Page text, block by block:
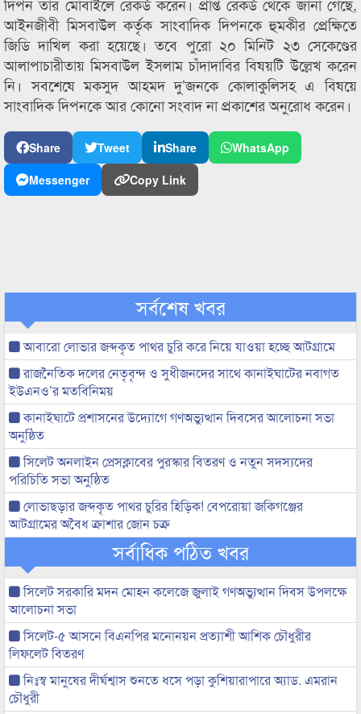
আইনজীবী মিসবাউল কর্তৃক সাংবাদিক দিপনকে হুমকীর প্রেক্ষিতে
জিডি দাখিল করা হয়েছে। তবে পুরো ২০ মিনিট ২৩ সেকেণ্ডের
আলাপাচারীতায় মিসবাউল ইসলাম চাঁদাদাবির বিষয়টি উল্লেখ করেন
নি। সবশেষে মকসুদ আহমদ দু’জনকে কোলাকুলিসহ এ বিষয়ে
সাংবাদিক দিপনকে আর কোনো সংবাদ না প্রকাশের অনুরোধ করেন।
Share Tweet Share
WhatsApp
Messenger
Copy Link
সর্বশেষ খবর
আবারো লোভার জব্দকৃত পাথর চুরি করে নিয়ে যাওয়া হচ্ছে আটগ্রামে
রাজনৈতিক দলের নেতৃবৃন্দ ও সুধীজনদের সাথে কানাইঘাটের নবাগত
ইউএনও’র মতবিনিময়
কানাইঘাটে প্রশাসনের উদ্যোগে গণঅভ্যুত্থান দিবসের আলোচনা সভা
অনুষ্ঠিত
সিলেট অনলাইন প্রেসক্লাবের পুরস্কার বিতরণ ও নতুন সদস্যদের
পরিচিতি সভা অনুষ্ঠিত
লোভাছড়ার জব্দকৃত পাথর চুরির হিড়িক! বেপরোয়া জকিগঞ্জের
আটগ্রামের অবৈধ ক্রাশার জোন চক্র
সর্বাধিক পঠিত খবর
সিলেট সরকারি মদন মোহন কলেজে জুলাই গণঅভ্যুত্থান দিবস উপলক্ষে
আলোচনা সভা
সিলেট-৫ আসনে বিএনপির মনোনয়ন প্রত্যাশী আশিক চৌধুরীর
লিফলেট বিতরণ
নিঃস্ব মানুষের দীর্ঘশ্বাস শুনতে ধসে পড়া কুশিয়ারাপারে অ্যাড. এমরান
চৌধুরী